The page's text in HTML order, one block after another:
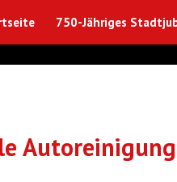
750-Jähriges